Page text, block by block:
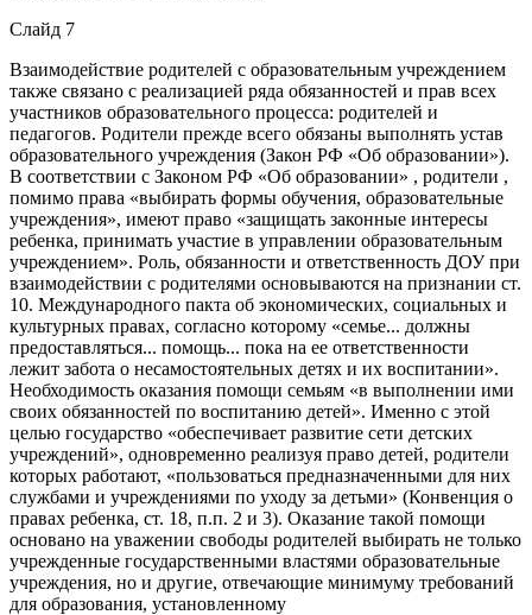
Слайд 7
Взаимодействие родителей с образовательным учреждением
также связано с реализацией ряда обязанностей и прав всех
участников образовательного процесса: родителей и
педагогов. Родители прежде всего обязаны выполнять устав
образовательного учреждения (Закон РФ «Об образовании»).
В соответствии с Законом РФ «Об образовании» , родители ,
помимо права «выбирать формы обучения, образовательные
учреждения», имеют право «защищать законные интересы
ребенка, принимать участие в управлении образовательным
учреждением». Роль, обязанности и ответственность ДОУ при
взаимодействии с родителями основываются на признании ст.
10. Международного пакта об экономических, социальных и
культурных правах, согласно которому «семье... должны
предоставляться... помощь... пока на ее ответственности
лежит забота о несамостоятельных детях и их воспитании».
Необходимость оказания помощи семьям «в выполнении ими
своих обязанностей по воспитанию детей». Именно с этой
целью государство «обеспечивает развитие сети детских
учреждений», одновременно реализуя право детей, родители
которых работают, «пользоваться предназначенными для них
службами и учреждениями по уходу за детьми» (Конвенция о
правах ребенка, ст. 18, п.п. 2 и 3). Оказание такой помощи
основано на уважении свободы родителей выбирать не только
учрежденные государственными властями образовательные
учреждения, но и другие, отвечающие минимуму требований
для образования, установленному